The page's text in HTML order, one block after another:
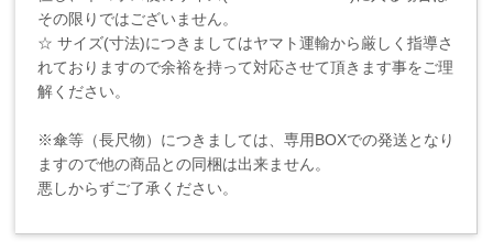
その限りではございません。
☆ サイズ(寸法)につきましてはヤマト運輸から厳しく指導さ
れておりますので余裕を持って対応させて頂きます事をご理
解ください。
※傘等（長尺物）につきましては、専用BOXでの発送となり
ますので他の商品との同梱は出来ません。
悪しからずご了承ください。